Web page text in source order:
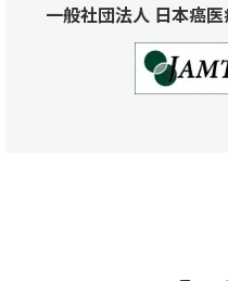
一般社団法人 日本癌